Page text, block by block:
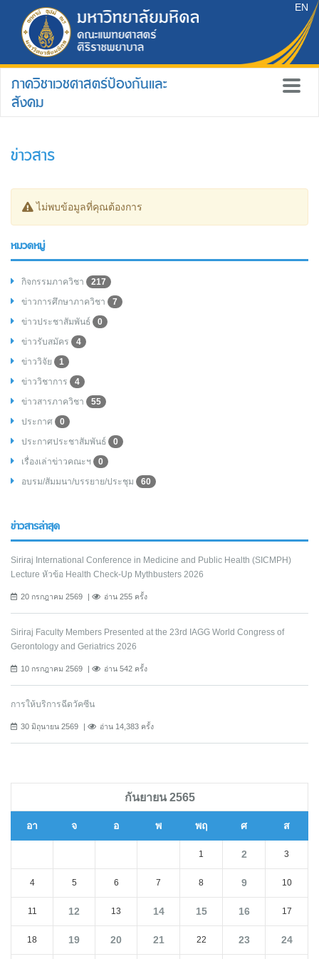
EN
ภาควิชาเวชศาสตร์ป้องกันและ
สังคม
ข่าวสาร
ไม่พบข้อมูลที่คุณต้องการ
หมวดหมู่
กิจกรรมภาควิชา
217
ข่าวการศึกษาภาควิชา
7
ข่าวประชาสัมพันธ์
0
ข่าวรับสมัคร
4
ข่าววิจัย
1
ข่าววิชาการ
4
ข่าวสารภาควิชา
55
ประกาศ
0
ประกาศประชาสัมพันธ์
0
เรื่องเล่าข่าวคณะฯ
0
อบรม/สัมมนา/บรรยาย/ประชุม
60
ข่าวสารล่าสุด
Siriraj International Conference in Medicine and Public Health (SICMPH)
Lecture หัวข้อ Health Check-Up Mythbusters 2026
20 กรกฎาคม 2569 อ่าน 255 ครั้ง
Siriraj Faculty Members Presented at the 23rd IAGG World Congress of
Gerontology and Geriatrics 2026
10 กรกฎาคม 2569 อ่าน 542 ครั้ง
การให้บริการฉีดวัคซีน
30 มิถุนายน 2569 อ่าน 14,383 ครั้ง
กันยายน 2565
อา จ อ พ พฤ ศ ส
1 2 3
4 5 6 7 8 9 10
11 12 13 14 15 16 17
18 19 20 21 22 23 24